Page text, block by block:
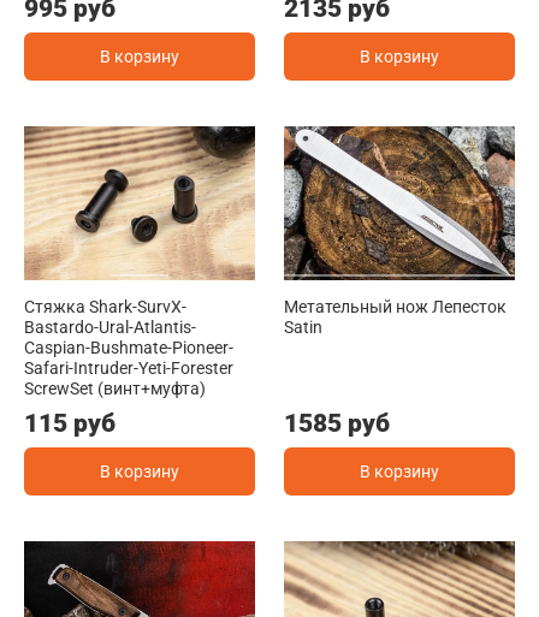
995 руб
В корзину
2135 руб
В корзину
Стяжка Shark-SurvX-
Bastardo-Ural-Atlantis-
Caspian-Bushmate-Pioneer-
Safari-Intruder-Yeti-Forester
ScrewSet (винт+муфта)
115 руб
В корзину
Метательный нож Лепесток
Satin
1585 руб
В корзину